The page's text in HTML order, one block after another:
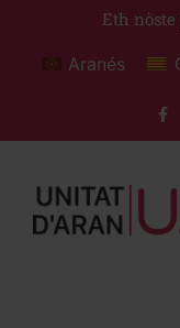
Eth
Aranés